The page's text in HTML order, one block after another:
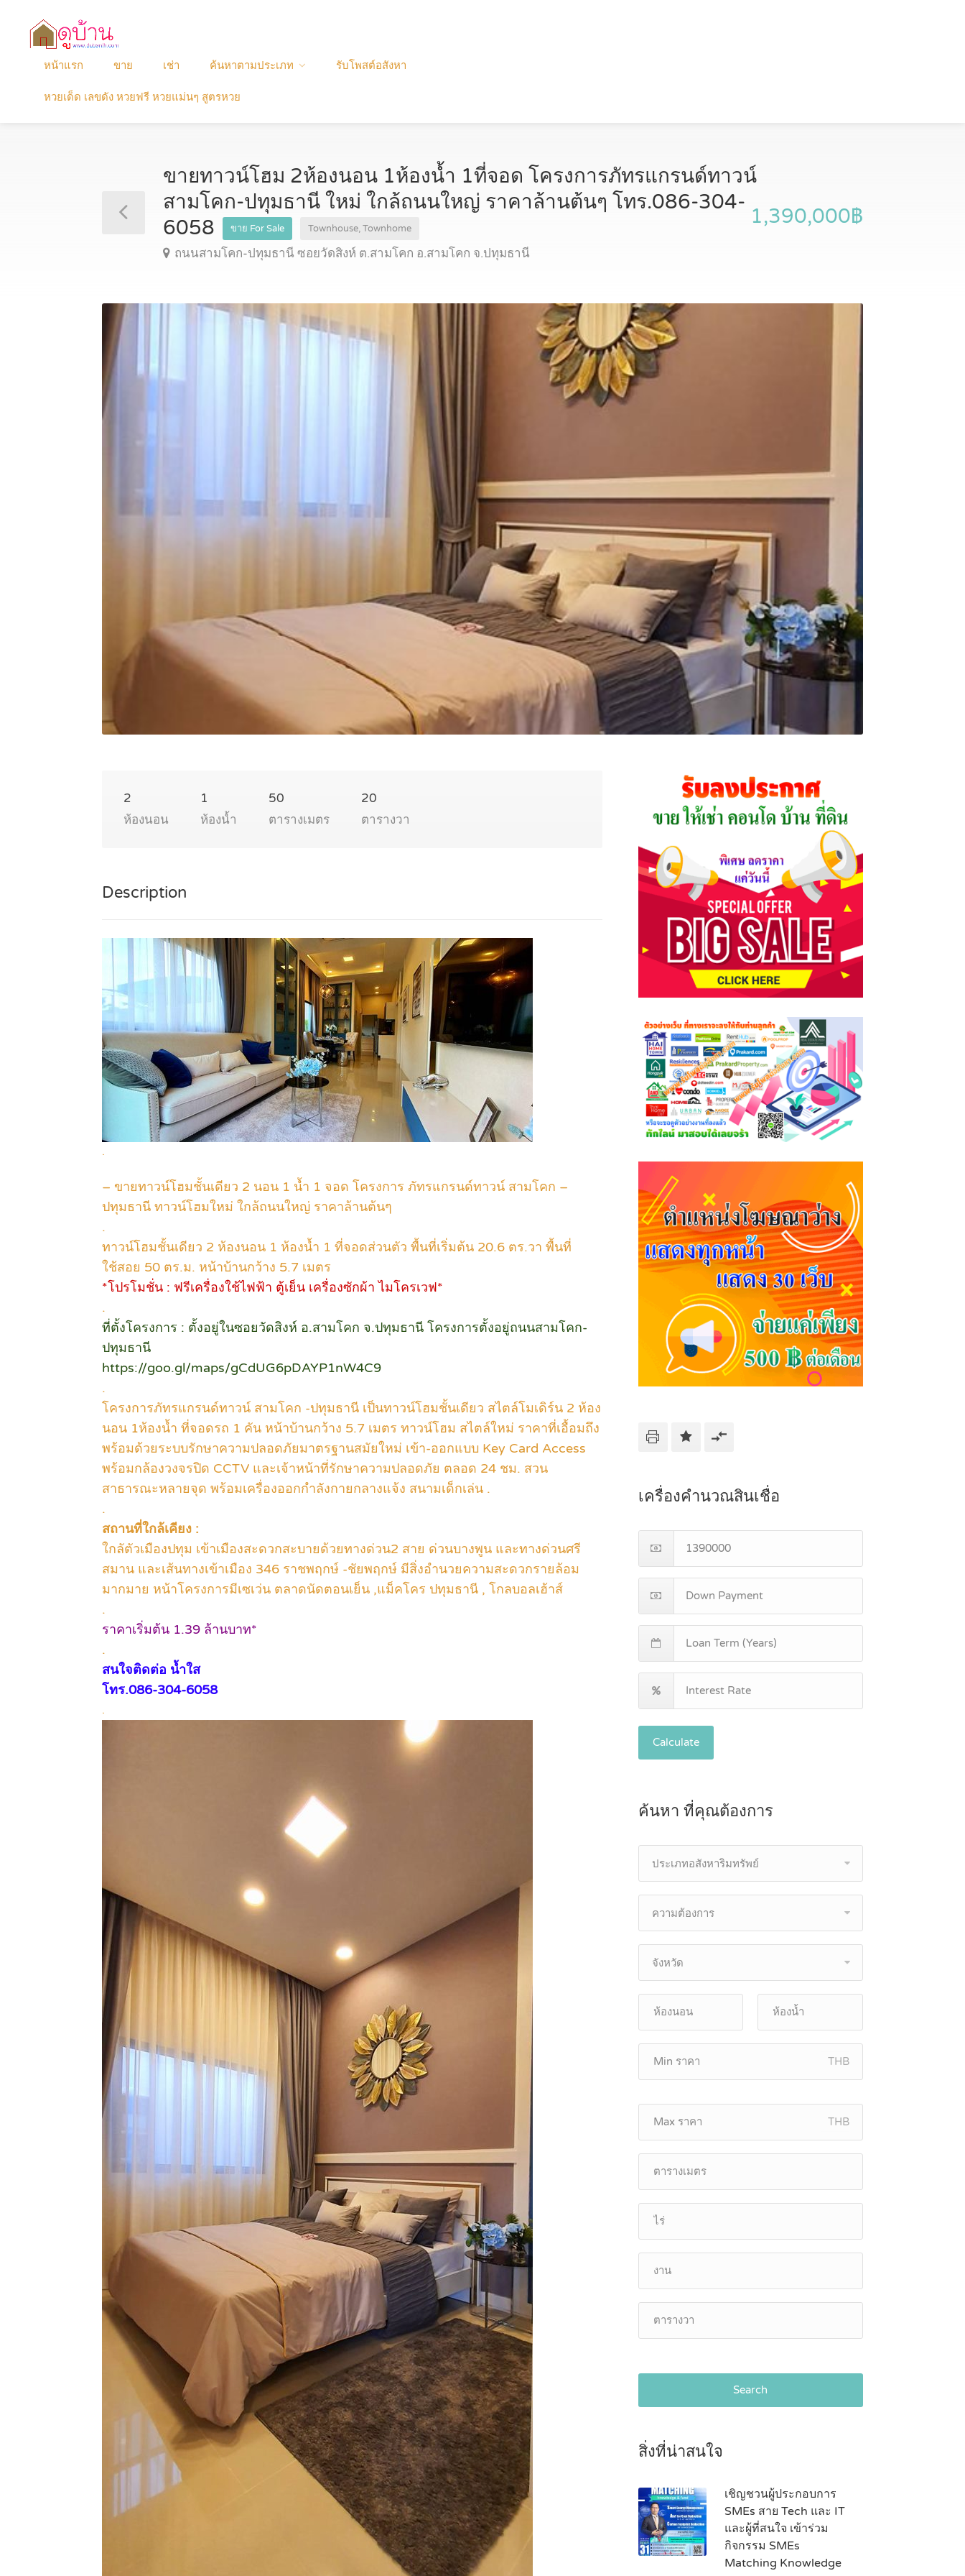
หน้าแรก ขาย เช่า ค้นหาตามประเภท รับโพสต์อสังหา
หวยเด็ด เลขดัง หวยฟรี หวยแม่นๆ สูตรหวย
ขายทาวน์โฮม 2ห้องนอน 1ห้องน้ำ 1ที่จอด โครงการภัทรแกรนด์ทาวน์
สามโคก-ปทุมธานี ใหม่ ใกล้ถนนใหญ่ ราคาล้านต้นๆ โทร.086-304-
6058
ขาย For Sale Townhouse, Townhome
ถนนสามโคก-ปทุมธานี ซอยวัดสิงห์ ต.สามโคก อ.สามโคก จ.ปทุมธานี
1,390,000฿
2
ห้องนอน
1
ห้องน้ำ
50
ตารางเมตร
20
ตารางวา
Description
.
– ขายทาวน์โฮมชั้นเดียว 2 นอน 1 น้ำ 1 จอด โครงการ ภัทรแกรนด์ทาวน์ สามโคก –
ปทุมธานี ทาวน์โฮมใหม่ ใกล้ถนนใหญ่ ราคาล้านต้นๆ
.
ทาวน์โฮมชั้นเดียว 2 ห้องนอน 1 ห้องน้ำ 1 ที่จอดส่วนตัว พื้นที่เริ่มต้น 20.6 ตร.วา พื้นที่
ใช้สอย 50 ตร.ม. หน้าบ้านกว้าง 5.7 เมตร
*โปรโมชั่น : ฟรีเครื่องใช้ไฟฟ้า ตู้เย็น เครื่องซักผ้า ไมโครเวฟ*
.
ที่ตั้งโครงการ : ตั้งอยู่ในซอยวัดสิงห์ อ.สามโคก จ.ปทุมธานี โครงการตั้งอยู่ถนนสามโคก-
ปทุมธานี
https://goo.gl/maps/gCdUG6pDAYP1nW4C9
.
โครงการภัทรแกรนด์ทาวน์ สามโคก -ปทุมธานี เป็นทาวน์โฮมชั้นเดียว สไตล์โมเดิร์น 2 ห้อง
นอน 1ห้องน้ำ ที่จอดรถ 1 คัน หน้าบ้านกว้าง 5.7 เมตร ทาวน์โฮม สไตล์ใหม่ ราคาที่เอื้อมถึง
พร้อมด้วยระบบรักษาความปลอดภัยมาตรฐานสมัยใหม่ เข้า-ออกแบบ Key Card Access
พร้อมกล้องวงจรปิด CCTV และเจ้าหน้าที่รักษาความปลอดภัย ตลอด 24 ชม. สวน
สาธารณะหลายจุด พร้อมเครื่องออกกำลังกายกลางแจ้ง สนามเด็กเล่น .
.
สถานที่ใกล้เคียง :
ใกลัตัวเมืองปทุม เข้าเมืองสะดวกสะบายด้วยทางด่วน2 สาย ด่วนบางพูน และทางด่วนศรี
สมาน และเส้นทางเข้าเมือง 346 ราชพฤกษ์ -ชัยพฤกษ์ มีสิ่งอำนวยความสะดวกรายล้อม
มากมาย หน้าโครงการมีเซเว่น ตลาดนัดตอนเย็น ,แม็คโคร ปทุมธานี , โกลบอลเฮ้าส์
.
ราคาเริ่มต้น 1.39 ล้านบาท*
.
สนใจติดต่อ น้ำใส
โทร.086-304-6058
.
เครื่องคำนวณสินเชื่อ
Calculate
ค้นหา ที่คุณต้องการ
ประเภทอสังหาริมทรัพย์
ความต้องการ
จังหวัด
THB
THB
Search
สิ่งที่น่าสนใจ
เชิญชวนผู้ประกอบการ
SMEs สาย Tech และ IT
และผู้ที่สนใจ เข้าร่วม
กิจกรรม SMEs
Matching Knowledge